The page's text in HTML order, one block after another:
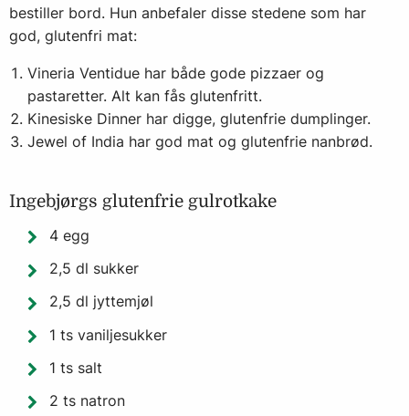
bestiller bord. Hun anbefaler disse stedene som har
god, glutenfri mat:
Vineria Ventidue har både gode pizzaer og
pastaretter. Alt kan fås glutenfritt.
Kinesiske Dinner har digge, glutenfrie dumplinger.
Jewel of India har god mat og glutenfrie nanbrød.
Ingebjørgs glutenfrie gulrotkake
4 egg
2,5 dl sukker
2,5 dl jyttemjøl
1 ts vaniljesukker
1 ts salt
2 ts natron